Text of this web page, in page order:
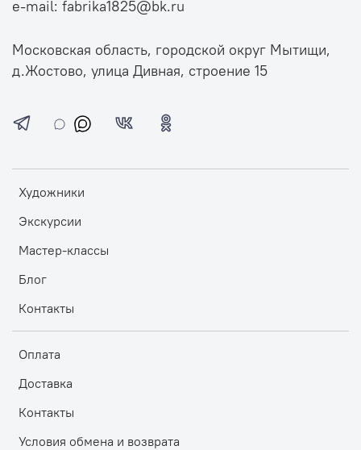
Художники
Экскурсии
Мастер-классы
Блог
Контакты
Оплата
Доставка
Контакты
Условия обмена и возврата
e-mail: fabrika1825@bk.ru
Московская область, городской округ Мытищи,
д.Жостово, улица Дивная, строение 15